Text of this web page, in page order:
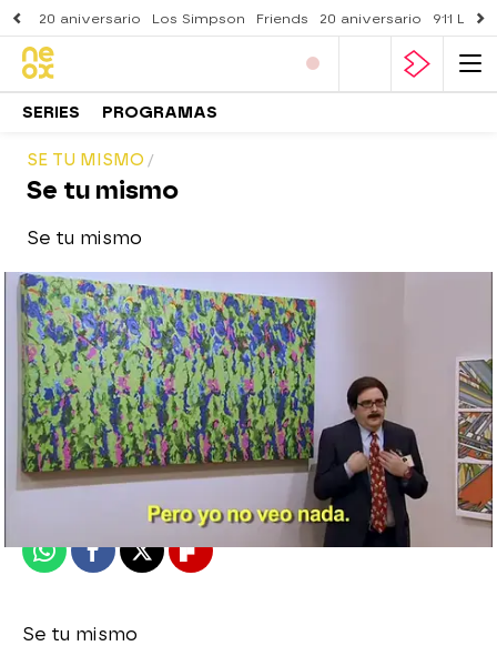
20 aniversario Los Simpson Friends 20 aniversario 911
SERIES PROGRAMAS
SE TU MISMO
Se tu mismo
Se tu mismo
neox
13 de enero de 2014, 17:01
WhatsappFacebook
X Flipboard
Se tu mismo